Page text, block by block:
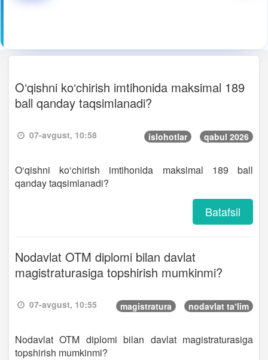
O‘qishni ko‘chirish imtihonida maksimal 189
ball qanday taqsimlanadi?
07-avgust, 10:58 islohotlar qabul 2026
O‘qishni ko‘chirish imtihonida maksimal 189 ball
qanday taqsimlanadi?
Batafsil
Nodavlat OTM diplomi bilan davlat
magistraturasiga topshirish mumkinmi?
07-avgust, 10:55 magistratura nodavlat taʼlim
Nodavlat OTM diplomi bilan davlat magistraturasiga
topshirish mumkinmi?